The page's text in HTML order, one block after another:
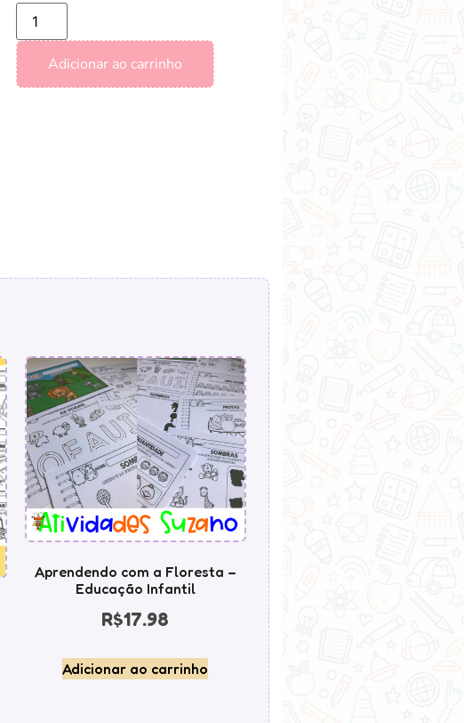
Adicionar ao carrinho
Aprendendo com a Floresta –
Educação Infantil
R$17.98
Adicionar ao carrinho